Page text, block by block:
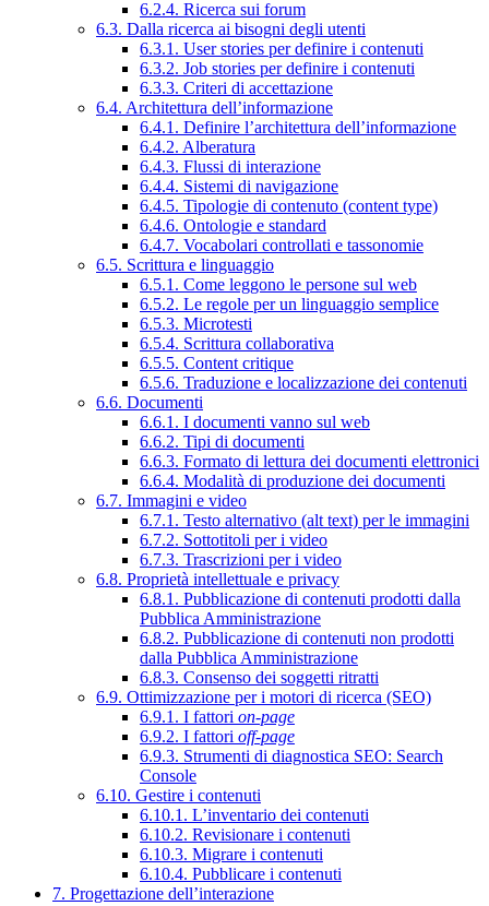
6.2.4. Ricerca sui forum
6.3. Dalla ricerca ai bisogni degli utenti
6.3.1. User stories per definire i contenuti
6.3.2. Job stories per definire i contenuti
6.3.3. Criteri di accettazione
6.4. Architettura dell’informazione
6.4.1. Definire l’architettura dell’informazione
6.4.2. Alberatura
6.4.3. Flussi di interazione
6.4.4. Sistemi di navigazione
6.4.5. Tipologie di contenuto (content type)
6.4.6. Ontologie e standard
6.4.7. Vocabolari controllati e tassonomie
6.5. Scrittura e linguaggio
6.5.1. Come leggono le persone sul web
6.5.2. Le regole per un linguaggio semplice
6.5.3. Microtesti
6.5.4. Scrittura collaborativa
6.5.5. Content critique
6.5.6. Traduzione e localizzazione dei contenuti
6.6. Documenti
6.6.1. I documenti vanno sul web
6.6.2. Tipi di documenti
6.6.3. Formato di lettura dei documenti elettronici
6.6.4. Modalità di produzione dei documenti
6.7. Immagini e video
6.7.1. Testo alternativo (alt text) per le immagini
6.7.2. Sottotitoli per i video
6.7.3. Trascrizioni per i video
6.8. Proprietà intellettuale e privacy
6.8.1. Pubblicazione di contenuti prodotti dalla
Pubblica Amministrazione
6.8.2. Pubblicazione di contenuti non prodotti
dalla Pubblica Amministrazione
6.8.3. Consenso dei soggetti ritratti
6.9. Ottimizzazione per i motori di ricerca (SEO)
6.9.1. I fattori on-page
6.9.2. I fattori off-page
6.9.3. Strumenti di diagnostica SEO: Search
Console
6.10. Gestire i contenuti
6.10.1. L’inventario dei contenuti
6.10.2. Revisionare i contenuti
6.10.3. Migrare i contenuti
6.10.4. Pubblicare i contenuti
7. Progettazione dell’interazione